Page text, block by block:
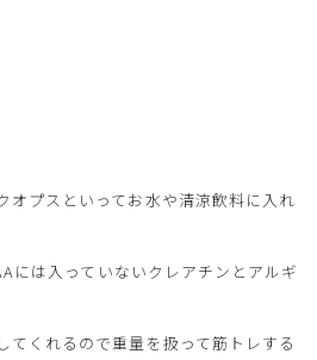
オプスといってお水や清涼飲料に入れ
には入っていないクレアチンとアルギ
てくれるので重量を扱って筋トレする